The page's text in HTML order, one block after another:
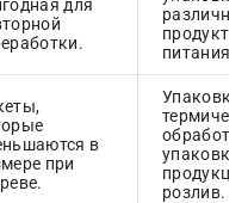
для
продуктов
питания.
в
при
Упаковка
упаковка
розлив.